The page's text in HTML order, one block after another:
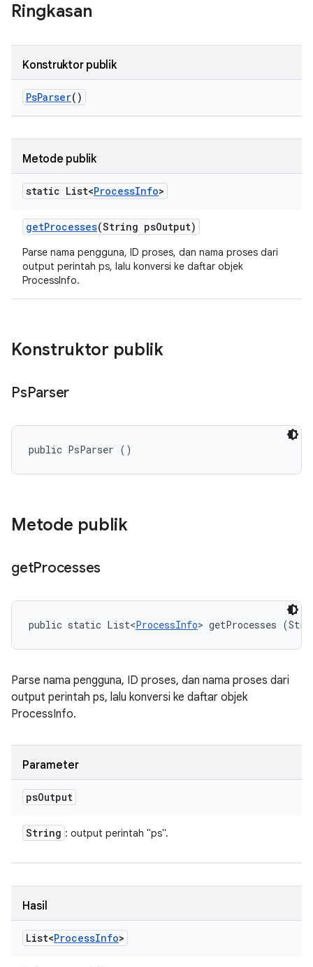
Ringkasan
Konstruktor publik
PsParser()
Metode publik
static List<ProcessInfo>
getProcesses(String psOutput)
Parse nama pengguna, ID proses, dan nama proses dari
output perintah ps, lalu konversi ke daftar objek
ProcessInfo.
Konstruktor publik
PsParser
public PsParser ()
Metode publik
getProcesses
public static List<ProcessInfo> getProcesses
Parse nama pengguna, ID proses, dan nama proses dari
output perintah ps, lalu konversi ke daftar objek
ProcessInfo.
Parameter
psOutput
String : output perintah "ps".
Hasil
List<ProcessInfo>